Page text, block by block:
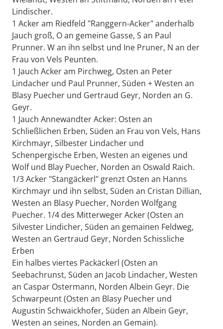
Lindischer.
1 Acker am Riedfeld "Ranggern-Acker" anderhalb
Jauch groß, O an gemeine Gasse, S an Paul
Prunner. W an ihn selbst und Ine Pruner, N an der
Frau von Vels Peunten.
1 Jauch Acker am Pirchweg, Osten an Peter
Lindacher und Paul Prunner, Süden + Westen an
Blasy Puecher und Gertraud Geyr, Norden an G.
Geyr.
1 Jauch Annewandter Acker: Osten an
Schließlichen Erben, Süden an Frau von Vels, Hans
Kirchmayr, Silbester Lindacher und
Schenpergische Erben, Westen an eigenes und
Wolf und Blay Puecher, Norden an Oswald Raich.
1/3 Acker "Stangäckerl" grenzt Osten an Hanns
Kirchmayr und ihn selbst, Süden an Cristan Dillian,
Westen an Blasy Puecher, Norden Wolfgang
Puecher. 1/4 des Mitterweger Acker (Osten an
Silvester Lindicher, Süden an gemainen Feldweg,
Westen an Gertraud Geyr, Norden Schissliche
Erben
Ein halbes viertes Packäckerl (Osten an
Seebachrunst, Süden an Jacob Lindacher, Westen
an Caspar Ostermann, Norden Albein Geyr. Die
Schwarpeunt (Osten an Blasy Puecher und
Augustin Schwaickhofer, Süden an Albein Geyr,
Westen an seines, Norden an Gemain).